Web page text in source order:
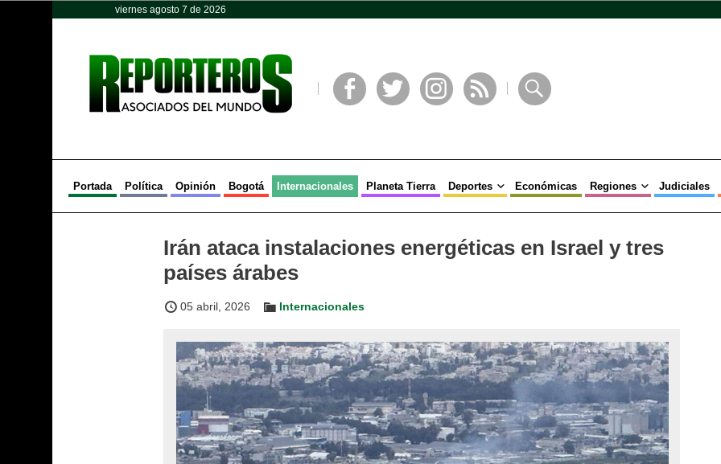
viernes agosto 7 de 2026
Portada Política Opinión Bogotá Internacionales Planeta Tierra Deportes Económicas Regiones Judiciales
Irán ataca instalaciones energéticas en Israel y tres
países árabes
05 abril, 2026 Internacionales
Opinión Política